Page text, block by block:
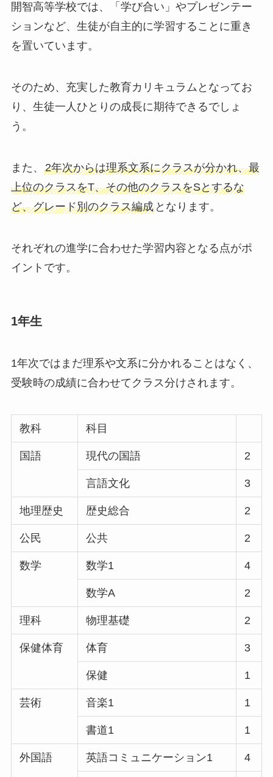
開智高等学校では、「学び合い」やプレゼンテー
ションなど、生徒が自主的に学習することに重き
を置いています。
そのため、充実した教育カリキュラムとなってお
り、生徒一人ひとりの成長に期待できるでしょ
う。
また、 2年次からは理系文系にクラスが分かれ、最
上位のクラスをT、その他のクラスをSとするな
ど、グレード別のクラス編成となります。
それぞれの進学に合わせた学習内容となる点がポ
イントです。
1年生
1年次ではまだ理系や文系に分かれることはなく、
受験時の成績に合わせてクラス分けされます。
教科 科目
国語 現代の国語 2
言語文化 3
地理歴史 歴史総合 2
公民 公共 2
数学 数学1 4
数学A 2
理科 物理基礎 2
保健体育 体育 3
保健 1
芸術 音楽1 1
書道1 1
外国語 英語コミュニケーション1 4